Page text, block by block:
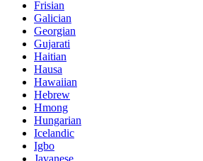
Frisian
Galician
Georgian
Gujarati
Haitian
Hausa
Hawaiian
Hebrew
Hmong
Hungarian
Icelandic
Igbo